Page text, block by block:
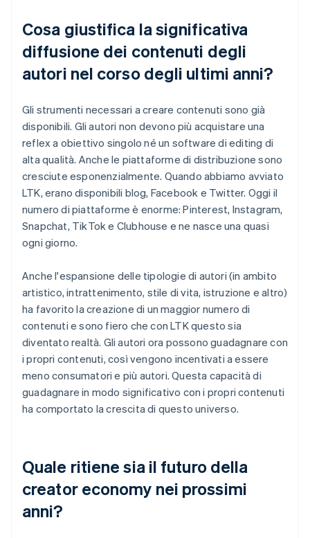
Cosa giustifica la significativa
diffusione dei contenuti degli
autori nel corso degli ultimi anni?
Gli strumenti necessari a creare contenuti sono già
disponibili. Gli autori non devono più acquistare una
reflex a obiettivo singolo né un software di editing di
alta qualità. Anche le piattaforme di distribuzione sono
cresciute esponenzialmente. Quando abbiamo avviato
LTK, erano disponibili blog, Facebook e Twitter. Oggi il
numero di piattaforme è enorme: Pinterest, Instagram,
Snapchat, TikTok e Clubhouse e ne nasce una quasi
ogni giorno.
Anche l'espansione delle tipologie di autori (in ambito
artistico, intrattenimento, stile di vita, istruzione e altro)
ha favorito la creazione di un maggior numero di
contenuti e sono fiero che con LTK questo sia
diventato realtà. Gli autori ora possono guadagnare con
i propri contenuti, così vengono incentivati a essere
meno consumatori e più autori. Questa capacità di
guadagnare in modo significativo con i propri contenuti
ha comportato la crescita di questo universo.
Quale ritiene sia il futuro della
creator economy nei prossimi
anni?